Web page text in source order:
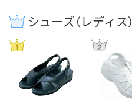
シューズ（レディ